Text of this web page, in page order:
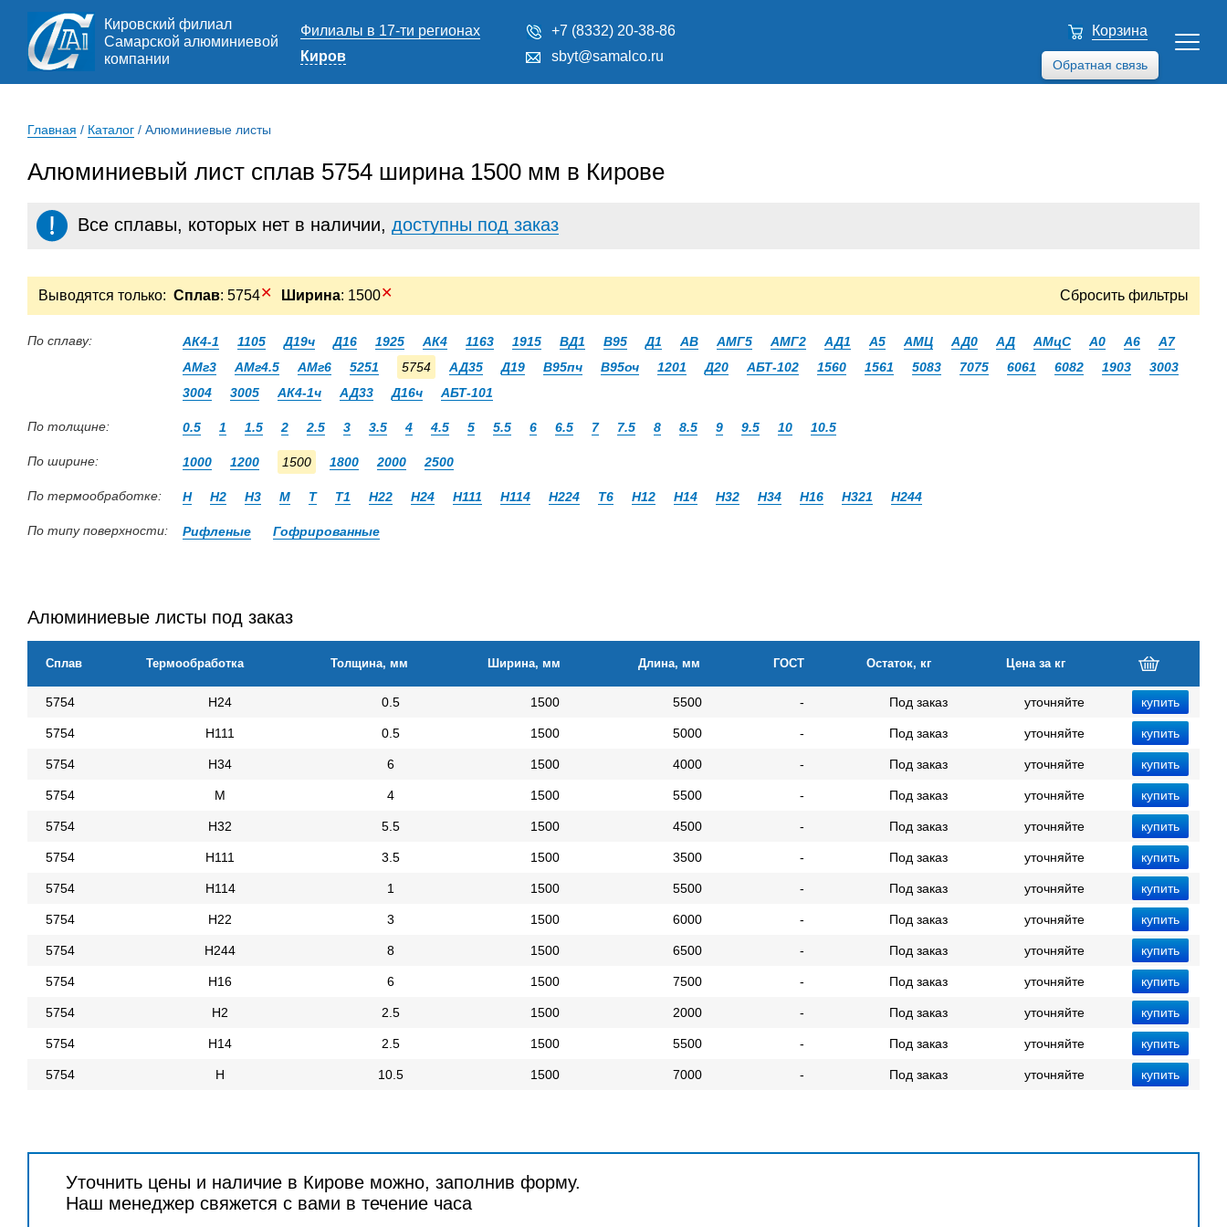
Кировский филиал
Самарской алюминиевой
компании
Филиалы в 17-ти регионах
Киров
+7 (8332) 20-38-86
sbyt@samalco.ru
Обратная связь
Корзина
Главная / Каталог / Алюминиевые листы
Алюминиевый лист сплав 5754 ширина 1500 мм в Кирове
Все сплавы, которых нет в наличии, доступны под заказ
Выводятся только: Сплав: 5754✕ Ширина: 1500✕ Сбросить фильтры
По сплаву: АК4-1 1105 Д19ч Д16 1925 АК4 1163 1915 ВД1 В95 Д1 АВ АМГ5 АМГ2 АД1 А5 АМЦ АД0 АД АМцС А0 А6
А7
АМг3
АМг4.5 АМг6 5251 5754 АД35 Д19 В95пч В95оч 1201 Д20 АБТ-102 1560 1561 5083 7075 6061 6082 1903
3003
3004
3005 АК4-1ч АД33 Д16ч АБТ-101
По толщине: 0.5 1 1.5 2 2.5 3 3.5 4 4.5 5 5.5 6 6.5 7 7.5 8 8.5 9 9.5 10 10.5
По ширине: 1000 1200 1500 1800 2000 2500
По термообработке: Н Н2 Н3 М Т Т1 Н22 Н24 Н111 Н114 Н224 Т6 Н12 Н14 Н32 Н34 Н16 Н321 Н244
По типу поверхности: Рифленые Гофрированные
Алюминиевые листы под заказ
Сплав Термообработка Толщина, мм Ширина, мм Длина, мм ГОСТ Остаток, кг Цена за кг
5754 Н24 0.5 1500 5500 - Под заказ уточняйте
5754 Н111 0.5 1500 5000 - Под заказ уточняйте
5754 Н34 6 1500 4000 - Под заказ уточняйте
5754 М 4 1500 5500 - Под заказ уточняйте
5754 Н32 5.5 1500 4500 - Под заказ уточняйте
5754 Н111 3.5 1500 3500 - Под заказ уточняйте
5754 Н114 1 1500 5500 - Под заказ уточняйте
5754 Н22 3 1500 6000 - Под заказ уточняйте
5754 Н244 8 1500 6500 - Под заказ уточняйте
5754 Н16 6 1500 7500 - Под заказ уточняйте
5754 Н2 2.5 1500 2000 - Под заказ уточняйте
5754 Н14 2.5 1500 5500 - Под заказ уточняйте
5754 Н 10.5 1500 7000 - Под заказ уточняйте
Уточнить цены и наличие в Кирове можно, заполнив форму.
Наш менеджер свяжется с вами в течение часа